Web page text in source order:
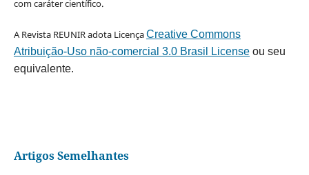
com caráter científico.
A Revista REUNIR adota LicençaCreative Commons
Atribuição-Uso não-comercial 3.0 Brasil Licenseou seu
equivalente.
Artigos Semelhantes